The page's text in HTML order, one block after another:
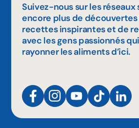
Suivez-nous sur les réseaux
encore plus de découvertes
recettes inspirantes et de
avec les gens passionnés
rayonner les aliments d’ici.